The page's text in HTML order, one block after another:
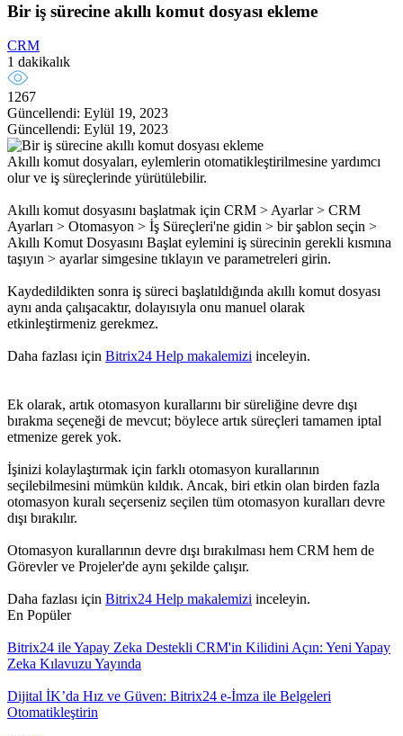
Bir iş sürecine akıllı komut dosyası ekleme
CRM
1 dakikalık
1267
Güncellendi: Eylül 19, 2023
Güncellendi: Eylül 19, 2023
Akıllı komut dosyaları, eylemlerin otomatikleştirilmesine yardımcı
olur ve iş süreçlerinde yürütülebilir.
Akıllı komut dosyasını başlatmak için CRM > Ayarlar > CRM
Ayarları > Otomasyon > İş Süreçleri'ne gidin > bir şablon seçin >
Akıllı Komut Dosyasını Başlat eylemini iş sürecinin gerekli kısmına
taşıyın > ayarlar simgesine tıklayın ve parametreleri girin.
Kaydedildikten sonra iş süreci başlatıldığında akıllı komut dosyası
aynı anda çalışacaktır, dolayısıyla onu manuel olarak
etkinleştirmeniz gerekmez.
Daha fazlası için Bitrix24 Help makalemizi inceleyin.
Ek olarak, artık otomasyon kurallarını bir süreliğine devre dışı
bırakma seçeneği de mevcut; böylece artık süreçleri tamamen iptal
etmenize gerek yok.
İşinizi kolaylaştırmak için farklı otomasyon kurallarının
seçilebilmesini mümkün kıldık. Ancak, biri etkin olan birden fazla
otomasyon kuralı seçerseniz seçilen tüm otomasyon kuralları devre
dışı bırakılır.
Otomasyon kurallarının devre dışı bırakılması hem CRM hem de
Görevler ve Projeler'de aynı şekilde çalışır.
Daha fazlası için Bitrix24 Help makalemizi inceleyin.
En Popüler
Bitrix24 ile Yapay Zeka Destekli CRM'in Kilidini Açın: Yeni Yapay
Zeka Kılavuzu Yayında
Dijital İK’da Hız ve Güven: Bitrix24 e-İmza ile Belgeleri
Otomatikleştirin